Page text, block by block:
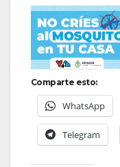
Comparte esto:
WhatsApp
Telegram